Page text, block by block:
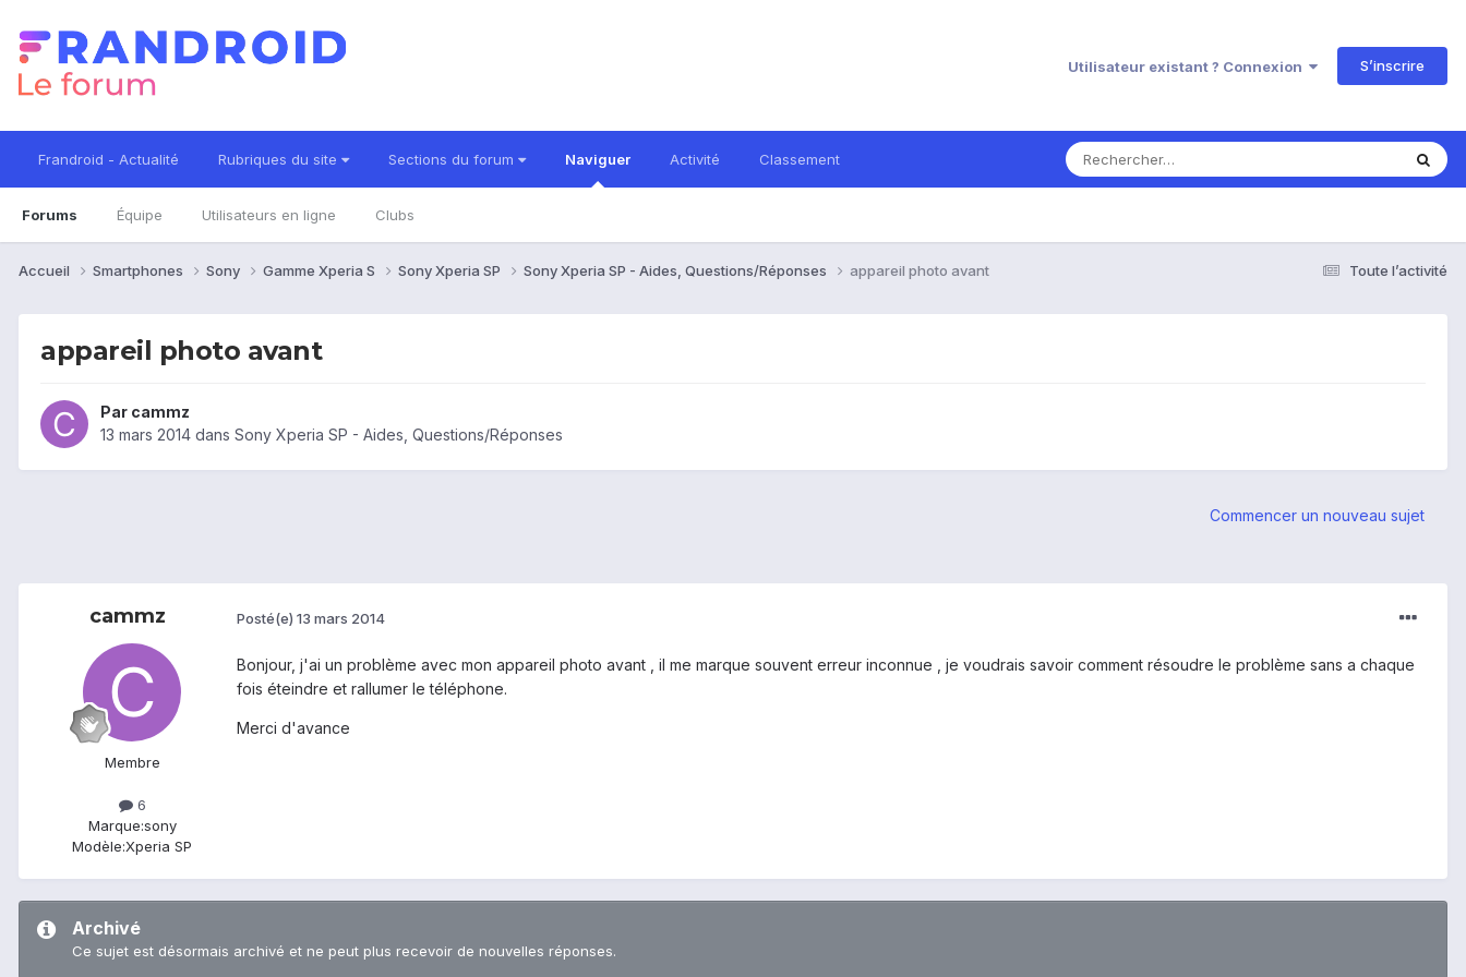
Utilisateur existant ? Connexion S’inscrire
Frandroid - Actualité Rubriques du site Sections du forum Naviguer
Forums Équipe Utilisateurs en ligne Clubs
Activité Classement
Toute l’activité
Accueil Smartphones Sony Gamme Xperia S Sony Xperia SP Sony Xperia SP - Aides, Questions/Réponses appareil photo avant
appareil photo avant
Par cammz
13 mars 2014 dans Sony Xperia SP - Aides, Questions/Réponses
Commencer un nouveau sujet
cammz
Membre
6
Marque:sony
Modèle:Xperia SP
Posté(e) 13 mars 2014
Bonjour, j'ai un problème avec mon appareil photo avant , il me marque souvent erreur inconnue , je voudrais savoir comment résoudre le problème sans a chaque
fois éteindre et rallumer le téléphone.
Merci d'avance
Archivé
Ce sujet est désormais archivé et ne peut plus recevoir de nouvelles réponses.